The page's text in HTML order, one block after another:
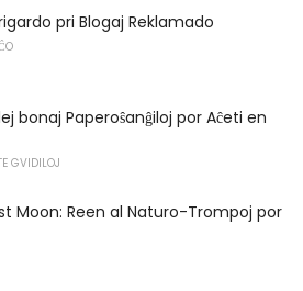
pri Blogaj Reklamado
bonaj Paperoŝanĝiloj por Aĉeti en
GVIDILOJ
Moon: Reen al Naturo-Trompoj por